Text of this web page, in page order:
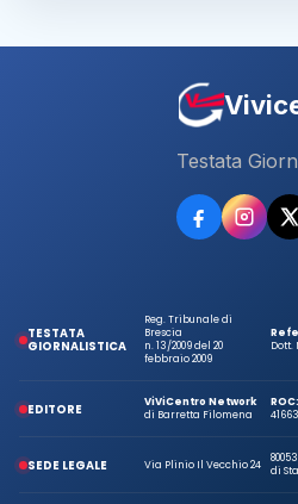
Testata
TESTATA
GIORNALISTICA
Reg. Tribunale di
Brescia
n. 13/2009 del 20
febbraio 2009
Dott.
EDITORE
ViViCentro Network
di Barretta Filomena
ROC:
41663
SEDE LEGALE Via Plinio Il Vecchio 24
di